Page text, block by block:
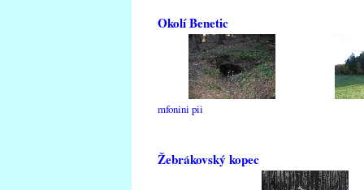
Okolí Benetic
mfonini pii
Žebrákovský kopec